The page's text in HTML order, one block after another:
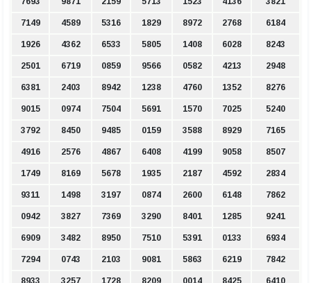
7149 4589 5316 1829 8972 2768 6184
1926 4362 6533 5805 1408 6028 8243
2501 6719 0859 9566 0582 4213 2948
6381 2403 8942 1238 4760 1352 8276
9015 0974 7504 5691 1570 7025 5240
3792 8450 9485 0159 3588 8929 7165
4916 2576 4867 6408 4199 9058 8507
1749 8169 5678 1935 2187 4592 2834
9311 1498 3197 0874 2600 6148 7862
0942 3827 7369 3290 8401 1285 9241
6909 3482 8950 7510 5391 0133 6934
7294 0743 2103 9081 5863 6219 7842
8933 3257 1728 8209 0014 8425 6410